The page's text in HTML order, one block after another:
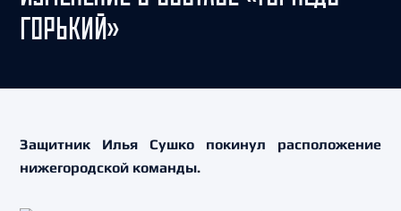
ГОРЬКИЙ»
Защитник Илья Сушко покинул расположение
нижегородской команды.